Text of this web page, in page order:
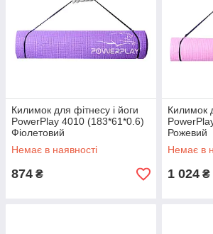
Килимок для фітнесу і йоги
PowerPlay 4010 (183*61*0.6)
Фіолетовий
Немає в наявності
874 ₴
Килимок
Рожевий
Немає в
1 024 ₴